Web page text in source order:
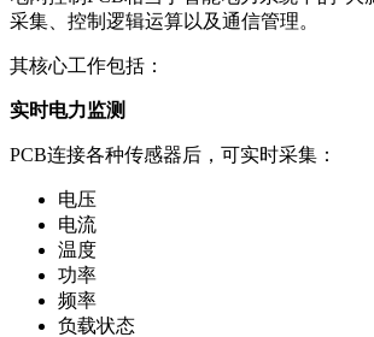
采集、控制逻辑运算以及通信管理。
其核心工作包括：
实时电力监测
PCB连接各种传感器后，可实时采集：
电压
电流
温度
功率
频率
负载状态